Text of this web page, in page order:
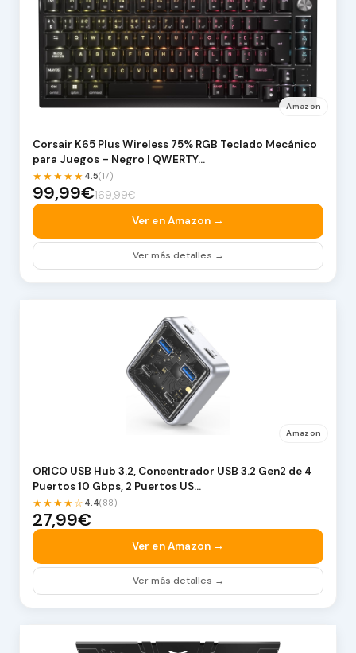
Amazon
Corsair K65 Plus Wireless 75% RGB Teclado Mecánico
para Juegos – Negro | QWERTY…
★★★★★ 4.5(17)
99,99€169,99€
Ver en Amazon →
Ver más detalles →
Amazon
ORICO USB Hub 3.2, Concentrador USB 3.2 Gen2 de 4
Puertos 10 Gbps, 2 Puertos US…
★★★★☆ 4.4(88)
27,99€
Ver en Amazon →
Ver más detalles →